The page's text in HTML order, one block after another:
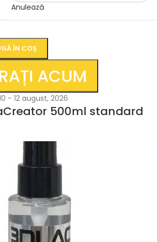
Anulează
ÎN COȘ
ACUM
- 12 august, 2026
500ml standard